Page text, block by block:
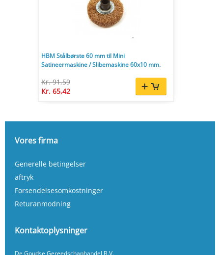
HBM Stålbørste 60 mm til Mini
Satineermaskine / Slibemaskine 60x10 mm.
Kr. 91,59
Kr. 65,42
Vores firma
Generelle betingelser
aftryk
Forsendelsesomkostninger
Returanmodning
Kontaktoplysninger
De Goudse Gereedschaphandel B.V.